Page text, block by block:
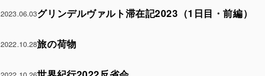
2023.06.03グリンデルヴァルト滞在記2023（1日目・前編）
2022.10.28旅の荷物